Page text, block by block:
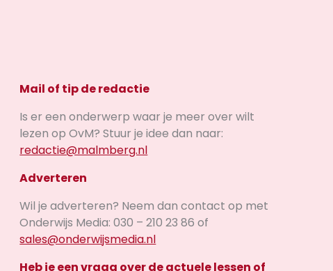
Mail of tip de redactie
Is er een onderwerp waar je meer over wilt
lezen op OvM? Stuur je idee dan naar:
redactie@malmberg.nl
Adverteren
Wil je adverteren? Neem dan contact op met
Onderwijs Media: 030 – 210 23 86 of
sales@onderwijsmedia.nl
Heb je een vraag over de actuele lessen of